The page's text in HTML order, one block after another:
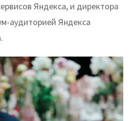
Яндекса, и директора
аудиторией Яндекса